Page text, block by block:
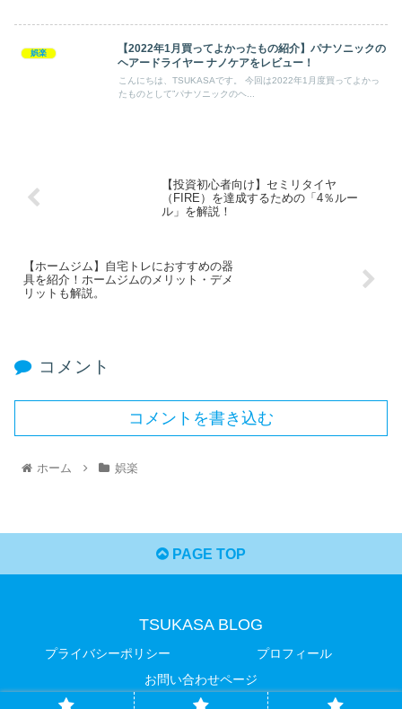
娯楽
【2022年1月買ってよかったもの紹介】パナソニックの
ヘアードライヤー ナノケアをレビュー！
こんにちは、TSUKASAです。 今回は2022年1月度買ってよかっ
たものとして”パナソニックのヘ...
【投資初心者向け】セミリタイヤ
（FIRE）を達成するための「4％ルー
ル」を解説！
【ホームジム】自宅トレにおすすめの器
具を紹介！ホームジムのメリット・デメ
リットも解説。
コメント
コメントを書き込む
ホーム 娯楽
PAGE TOP
TSUKASA BLOG
プライバシーポリシー
プロフィール
お問い合わせページ